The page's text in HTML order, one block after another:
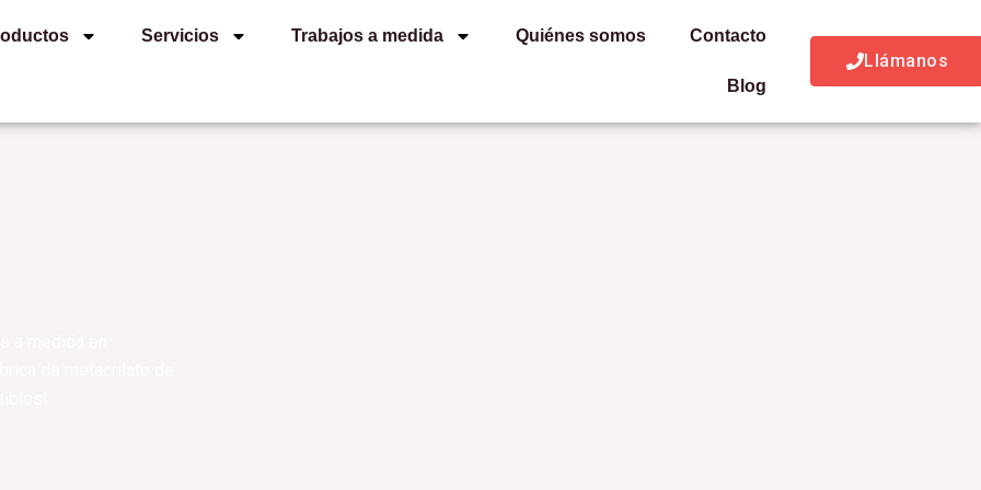
Servicios Trabajos a medida Quiénes somos Contacto
Blog
Llámanos